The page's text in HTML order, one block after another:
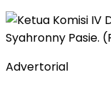
Advertorial